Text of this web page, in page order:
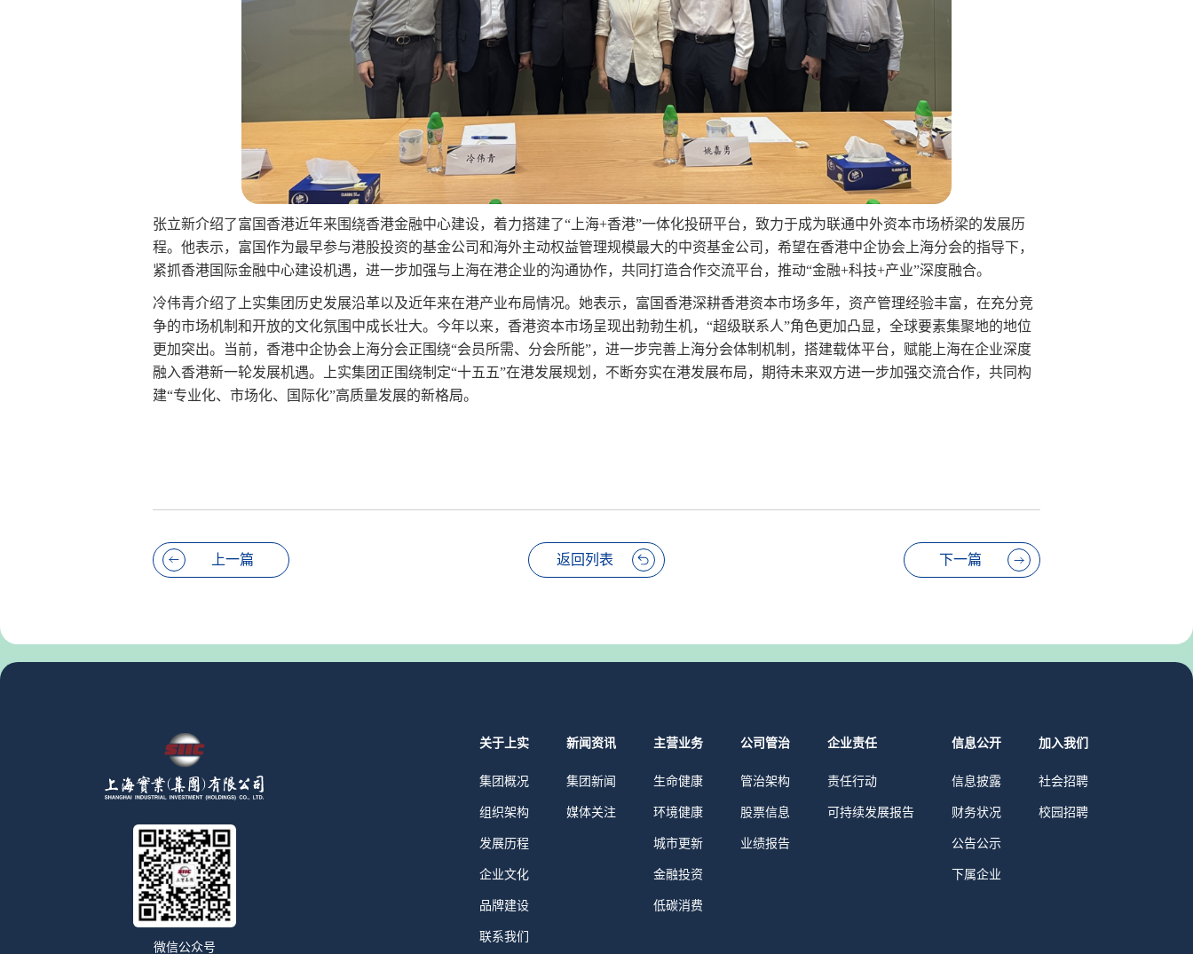
张立新介绍了富国香港近年来围绕香港金融中心建设，着力搭建了“上海+香港”一体化投研平台，致力于成为联通中外资本市场桥梁的发展历
程。他表示，富国作为最早参与港股投资的基金公司和海外主动权益管理规模最大的中资基金公司，希望在香港中企协会上海分会的指导下，
紧抓香港国际金融中心建设机遇，进一步加强与上海在港企业的沟通协作，共同打造合作交流平台，推动“金融+科技+产业”深度融合。
冷伟青介绍了上实集团历史发展沿革以及近年来在港产业布局情况。她表示，富国香港深耕香港资本市场多年，资产管理经验丰富，在充分竞
争的市场机制和开放的文化氛围中成长壮大。今年以来，香港资本市场呈现出勃勃生机，“超级联系人”角色更加凸显，全球要素集聚地的地位
更加突出。当前，香港中企协会上海分会正围绕“会员所需、分会所能”，进一步完善上海分会体制机制，搭建载体平台，赋能上海在企业深度
融入香港新一轮发展机遇。上实集团正围绕制定“十五五”在港发展规划，不断夯实在港发展布局，期待未来双方进一步加强交流合作，共同构
建“专业化、市场化、国际化”高质量发展的新格局。
上一篇 返回列表 下一篇
微信公众号
关于上实
集团概况
组织架构
发展历程
企业文化
品牌建设
联系我们
新闻资讯
集团新闻
媒体关注
主营业务
生命健康
环境健康
城市更新
金融投资
低碳消费
公司管治
管治架构
股票信息
业绩报告
企业责任
责任行动
可持续发展报告
信息公开
信息披露
财务状况
公告公示
下属企业
加入我们
社会招聘
校园招聘